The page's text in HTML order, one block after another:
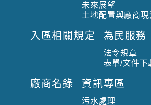
未來展望
土地配置與廠商現
入區相關規定 為民服務
法令規章
表單/文件下
廠商名錄 資訊專區
污水處理